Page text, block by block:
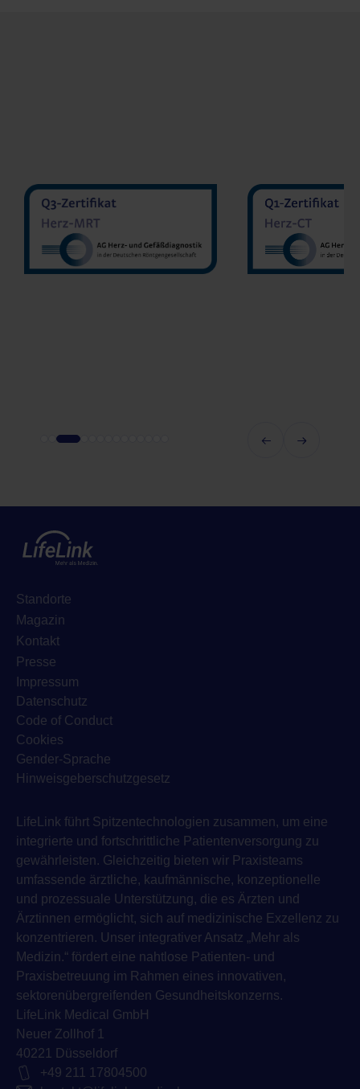
MVZ Radiologie Darmstadt
Prof. Dr. Oliver Mohrs
MVZ
Sakher
MVZ Radnet
Standorte
Magazin
Kontakt
Presse
Impressum
Datenschutz
Code of Conduct
Cookies
Gender-Sprache
Hinweisgeberschutzgesetz
LifeLink führt Spitzentechnologien zusammen, um eine
integrierte und fortschrittliche Patientenversorgung zu
gewährleisten. Gleichzeitig bieten wir Praxisteams
umfassende ärztliche, kaufmännische, konzeptionelle
und prozessuale Unterstützung, die es Ärzten und
Ärztinnen ermöglicht, sich auf medizinische Exzellenz zu
konzentrieren. Unser integrativer Ansatz „Mehr als
Medizin.“ fördert eine nahtlose Patienten- und
Praxisbetreuung im Rahmen eines innovativen,
sektorenübergreifenden Gesundheitskonzerns.
LifeLink Medical GmbH
Neuer Zollhof 1
40221 Düsseldorf
+49 211 17804500